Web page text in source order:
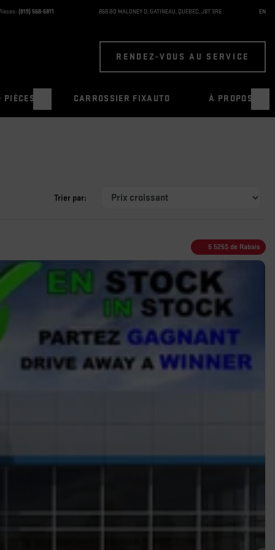
(819) 568-5811 868 BD MALONEY O, GATINEAU, QUÉBEC,J8T 3R6 EN
RENDEZ-VOUS AU SERVICE
PIÈCES CARROSSIER FIXAUTO À PROPOS
Trier par:
5 525$ de Rabais